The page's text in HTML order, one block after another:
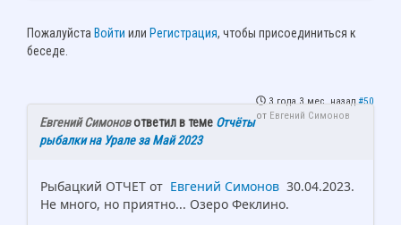
Пожалуйста Войти или Регистрация, чтобы присоединиться к
беседе.
3 года 3 мес. назад #50
от Евгений Симонов
Евгений Симоновответил в теме Отчёты
рыбалки на Урале за Май 2023
Рыбацкий ОТЧЕТ от Евгений Симонов 30.04.2023.
Не много, но приятно... Озеро Феклино.